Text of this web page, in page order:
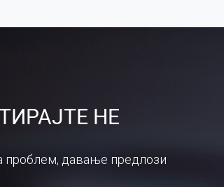
НЕ
проблем, давање предлози